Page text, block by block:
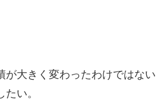
が大きく変わったわけではない
い。